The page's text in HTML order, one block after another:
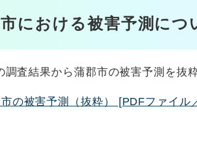
における被害予測につ
査結果から蒲郡市の被害予測を抜粋
の被害予測（抜粋） [PDFファイル